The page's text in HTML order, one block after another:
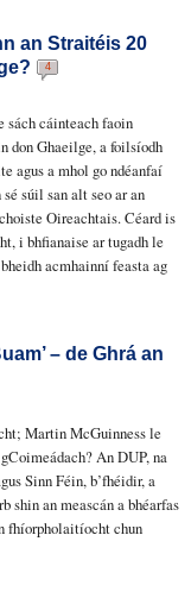
an Straitéis 20
4
sách cáinteachfaoin
don Ghaeilge, afoilsíodh
agus amhol go ndéanfaí
súil san alt seo ar an
Oireachtais. Céard is
i bhfianaise ar tugadh le
acmhainnífeastaag
– de Ghrá an
; Martin McGuinness le
? An DUP, na
Sinn Féin, b’fhéidir, a
shin anmeascánabhéarfas
fhíorpholaitíochtchun